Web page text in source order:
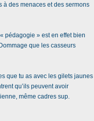
à des menaces et des sermons
pédagogie » est en effet bien
que les casseurs
que tu as avec les gilets jaunes
qu’ils peuvent avoir
même cadres sup.